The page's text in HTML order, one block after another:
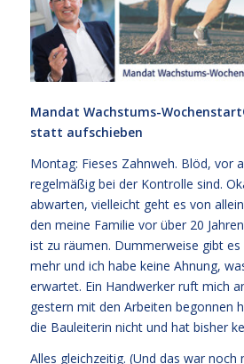
Mandat Wachstums-
statt aufschieben
Montag: Fieses Zahnweh. Blöd, vor
regelmäßig bei der Kontrolle sind.
abwarten, vielleicht geht es von
den meine Familie vor über 20
ist zu räumen. Dummerweise gibt es
mehr und ich habe keine Ahnung,
erwartet. Ein Handwerker ruft mich
gestern mit den Arbeiten begonnen
die Bauleiterin nicht und hat bisher
Alles gleichzeitig. (Und das war noch